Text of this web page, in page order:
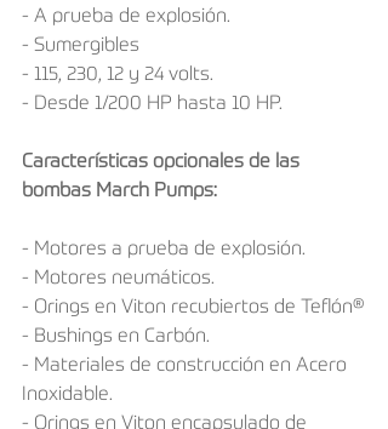
- A prueba de explosión.
- Sumergibles
- 115, 230, 12 y 24 volts.
- Desde 1/200 HP hasta 10 HP.
Características opcionales de las
bombas March Pumps:
- Motores a prueba de explosión.
- Motores neumáticos.
- Orings en Viton recubiertos de Teflón®
- Bushings en Carbón.
- Materiales de construcción en Acero
Inoxidable.
- Orings en Viton encapsulado de